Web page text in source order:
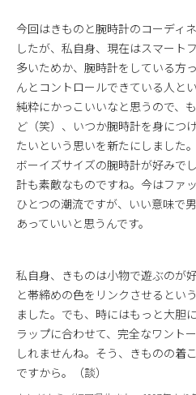
今回はきものと腕時計のコーディ
したが、私自身、現在はスマート
多いためか、腕時計をしている方
んとコントロールできている人と
純粋にかっこいいなと思うので、
ど（笑）、いつか腕時計を身につ
たいという思いを新たにしました
ボーイズサイズの腕時計が好みで
計も素敵なものですね。今はファ
ひとつの潮流ですが、いい意味で
あっていいと思うんです。
私自身、きものは小物で遊ぶのが
と帯締めの色をリンクさせるとい
ました。でも、時にはもっと大胆
ラップに合わせて、完全なワント
しれませんね。そう、きものの着
ですから。（談）